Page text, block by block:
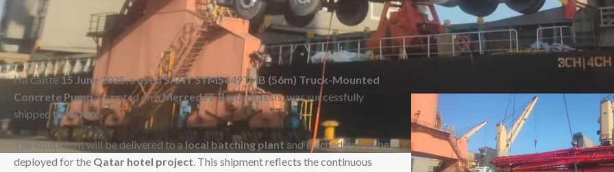
На сайте 15 June 2025, aused SANY SYM5449THB (56m) Truck-Mounted
Concrete Pump, mounted on aMercedes-Benz chassis, was successfully
shipped toКатар.
The equipment will be delivered to a local batching plant and is scheduled to be
deployed for the Qatar hotel project. This shipment reflects the continuous